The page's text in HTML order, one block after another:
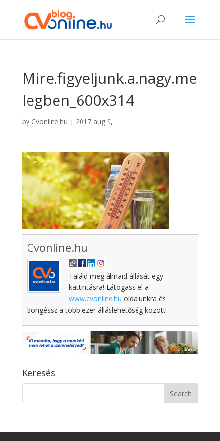
Mire.figyeljunk.a.nagy.me
legben_600x314
by Cvonline.hu | 2017 aug 9,
Cvonline.hu
Találd meg álmaid állását egy
kattintásra! Látogass el a
www.cvonline.hu oldalunkra és
böngéssz a több ezer álláslehetőség között!
Keresés